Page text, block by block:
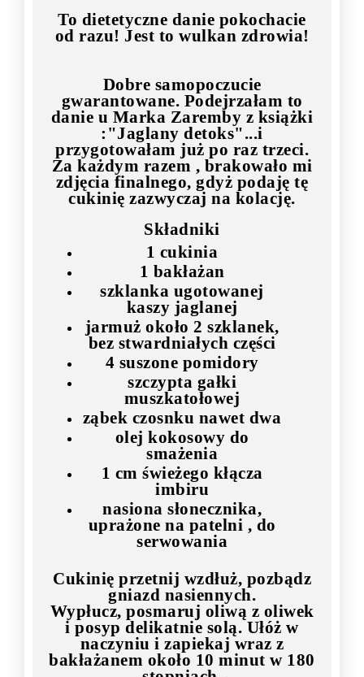
To dietetyczne danie pokochacie
od razu! Jest to wulkan zdrowia!
Dobre samopoczucie
gwarantowane. Podejrzałam to
danie u Marka Zaremby z książki
:"Jaglany detoks"...i
przygotowałam już po raz trzeci.
Za każdym razem , brakowało mi
zdjęcia finalnego, gdyż podaję tę
cukinię zazwyczaj na kolację.
Składniki
1 cukinia
1 bakłażan
szklanka ugotowanej
kaszy jaglanej
jarmuż około 2 szklanek,
bez stwardniałych części
4 suszone pomidory
szczypta gałki
muszkatołowej
ząbek czosnku nawet dwa
olej kokosowy do
smażenia
1 cm świeżego kłącza
imbiru
nasiona słonecznika,
uprażone na patelni , do
serwowania
Cukinię przetnij wzdłuż, pozbądz
gniazd nasiennych.
Wypłucz, posmaruj oliwą z oliwek
i posyp delikatnie solą. Ułóż w
naczyniu i zapiekaj wraz z
bakłażanem około 10 minut w 180